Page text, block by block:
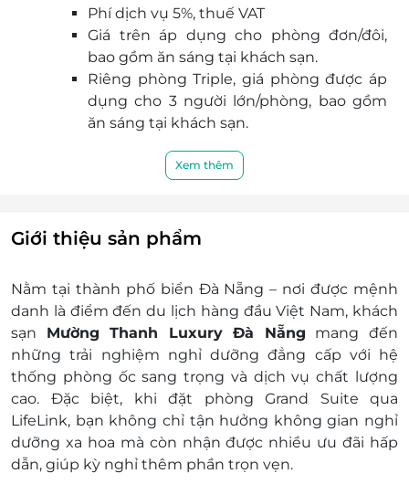
như: Nhà hàng và quán bar; Phòng hội nghị;
Massage; Xông hơi; Phòng tập gym; Karaoke.
Lễ tân tại khách sạn Mường Thanh Luxury Đà
Nẵng phục vụ 24/7 giúp cho du khách nhận và
trả phòng một cách nhanh chóng.
Phí dịch vụ 5%, thuế VAT
Giá trên áp dụng cho phòng đơn/đôi,
bao gồm ăn sáng tại khách sạn.
Riêng phòng Triple, giá phòng được áp
dụng cho 3 người lớn/phòng, bao gồm
ăn sáng tại khách sạn.
dục (nếu có).
trong phòng mỗi ngày.
Dịch vụ không bao gồm:
Các chi phí cá nhân như điện thoại , ăn uống,
giặt ủi,…
Chi phí không được nếu trong chương trình.
Chi phí di chuyển tới khách sạn,….
Chính sách giá trẻ em:
Trẻ em dưới 6 tuổi ở chung với bố mẹ, miễn
phí ăn sáng. Tối đa 02 trẻ/phòng.
Trẻ em từ 6-12 tuổi ở chung với bố mẹ, phụ
Xem thêm
Giới thiệu sản phẩm
Nằm tại thành phố biển Đà Nẵng – nơi được mệnh
danh là điểm đến du lịch hàng đầu Việt Nam, khách
sạn Mường Thanh Luxury Đà Nẵng mang đến
những trải nghiệm nghỉ dưỡng đẳng cấp với hệ
thống phòng ốc sang trọng và dịch vụ chất lượng
cao. Đặc biệt, khi đặt phòng Grand Suite qua
LifeLink, bạn không chỉ tận hưởng không gian nghỉ
dưỡng xa hoa mà còn nhận được nhiều ưu đãi hấp
dẫn, giúp kỳ nghỉ thêm phần trọn vẹn.